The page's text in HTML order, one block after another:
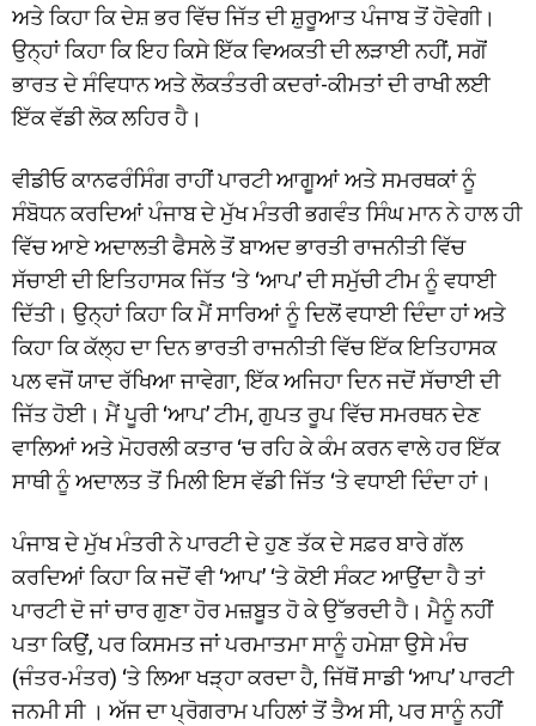
ਅਤੇ ਕਿਹਾ ਕਿ ਦੇਸ਼ ਭਰ ਵਿੱਚ ਜਿੱਤ ਦੀ ਸ਼ੁਰੂਆਤ ਪੰਜਾਬ ਤੋਂ ਹੋਵੇਗੀ।
ਉਨ੍ਹਾਂ ਕਿਹਾ ਕਿ ਇਹ ਕਿਸੇ ਇੱਕ ਵਿਅਕਤੀ ਦੀ ਲੜਾਈ ਨਹੀਂ, ਸਗੋਂ
ਭਾਰਤ ਦੇ ਸੰਵਿਧਾਨ ਅਤੇ ਲੋਕਤੰਤਰੀ ਕਦਰਾਂ-ਕੀਮਤਾਂ ਦੀ ਰਾਖੀ ਲਈ
ਇੱਕ ਵੱਡੀ ਲੋਕ ਲਹਿਰ ਹੈ।
ਵੀਡੀਓ ਕਾਨਫਰੰਸਿੰਗ ਰਾਹੀਂ ਪਾਰਟੀ ਆਗੂਆਂ ਅਤੇ ਸਮਰਥਕਾਂ ਨੂੰ
ਸੰਬੋਧਨ ਕਰਦਿਆਂ ਪੰਜਾਬ ਦੇ ਮੁੱਖ ਮੰਤਰੀ ਭਗਵੰਤ ਸਿੰਘ ਮਾਨ ਨੇ ਹਾਲ ਹੀ
ਵਿੱਚ ਆਏ ਅਦਾਲਤੀ ਫੈਸਲੇ ਤੋਂ ਬਾਅਦ ਭਾਰਤੀ ਰਾਜਨੀਤੀ ਵਿੱਚ
ਸੱਚਾਈ ਦੀ ਇਤਿਹਾਸਕ ਜਿੱਤ ‘ਤੇ ‘ਆਪ’ ਦੀ ਸਮੁੱਚੀ ਟੀਮ ਨੂੰ ਵਧਾਈ
ਦਿੱਤੀ। ਉਨ੍ਹਾਂ ਕਿਹਾ ਕਿ ਮੈਂ ਸਾਰਿਆਂ ਨੂੰ ਦਿਲੋਂ ਵਧਾਈ ਦਿੰਦਾ ਹਾਂ ਅਤੇ
ਕਿਹਾ ਕਿ ਕੱਲ੍ਹ ਦਾ ਦਿਨ ਭਾਰਤੀ ਰਾਜਨੀਤੀ ਵਿੱਚ ਇੱਕ ਇਤਿਹਾਸਕ
ਪਲ ਵਜੋਂ ਯਾਦ ਰੱਖਿਆ ਜਾਵੇਗਾ, ਇੱਕ ਅਜਿਹਾ ਦਿਨ ਜਦੋਂ ਸੱਚਾਈ ਦੀ
ਜਿੱਤ ਹੋਈ। ਮੈਂ ਪੂਰੀ ‘ਆਪ’ ਟੀਮ, ਗੁਪਤ ਰੂਪ ਵਿੱਚ ਸਮਰਥਨ ਦੇਣ
ਵਾਲਿਆਂ ਅਤੇ ਮੋਹਰਲੀ ਕਤਾਰ ‘ਚ ਰਹਿ ਕੇ ਕੰਮ ਕਰਨ ਵਾਲੇ ਹਰ ਇੱਕ
ਸਾਥੀ ਨੂੰ ਅਦਾਲਤ ਤੋਂ ਮਿਲੀ ਇਸ ਵੱਡੀ ਜਿੱਤ ‘ਤੇ ਵਧਾਈ ਦਿੰਦਾ ਹਾਂ।
ਪੰਜਾਬ ਦੇ ਮੁੱਖ ਮੰਤਰੀ ਨੇ ਪਾਰਟੀ ਦੇ ਹੁਣ ਤੱਕ ਦੇ ਸਫ਼ਰ ਬਾਰੇ ਗੱਲ
ਕਰਦਿਆਂ ਕਿਹਾ ਕਿ ਜਦੋਂ ਵੀ ‘ਆਪ’ ‘ਤੇ ਕੋਈ ਸੰਕਟ ਆਉਂਦਾ ਹੈ ਤਾਂ
ਪਾਰਟੀ ਦੋ ਜਾਂ ਚਾਰ ਗੁਣਾ ਹੋਰ ਮਜ਼ਬੂਤ ਹੋ ਕੇ ਉੱਭਰਦੀ ਹੈ। ਮੈਨੂੰ ਨਹੀਂ
ਪਤਾ ਕਿਉਂ, ਪਰ ਕਿਸਮਤ ਜਾਂ ਪਰਮਾਤਮਾ ਸਾਨੂੰ ਹਮੇਸ਼ਾ ਉਸੇ ਮੰਚ
(ਜੰਤਰ-ਮੰਤਰ) ‘ਤੇ ਲਿਆ ਖੜ੍ਹਾ ਕਰਦਾ ਹੈ, ਜਿੱਥੋਂ ਸਾਡੀ ‘ਆਪ’ ਪਾਰਟੀ
ਜਨਮੀ ਸੀ । ਅੱਜ ਦਾ ਪ੍ਰੋਗਰਾਮ ਪਹਿਲਾਂ ਤੋਂ ਤੈਅ ਸੀ, ਪਰ ਸਾਨੂੰ ਨਹੀਂ